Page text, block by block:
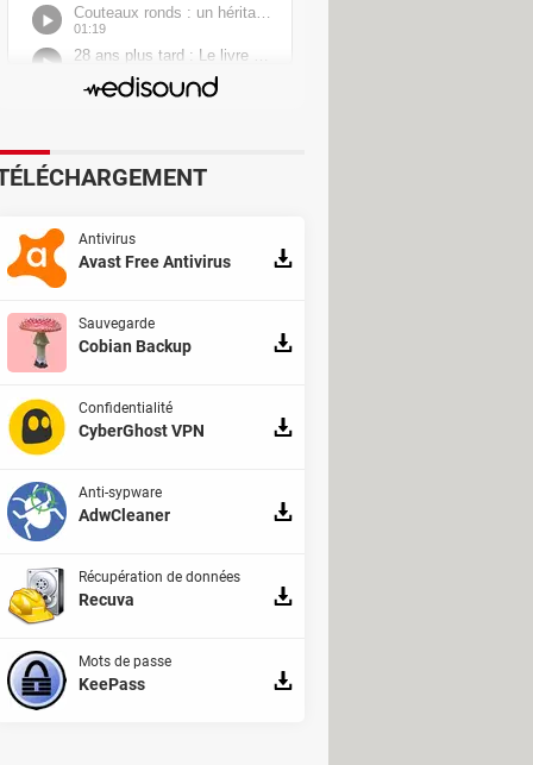
ses usages courants.
régions : le VPN ouvre des
mais cela demande parfois
Le paiement est effectué en une
Antivirus
Avast Free Antivirus
Sauvegarde
Cobian Backup
Confidentialité
CyberGhost VPN
Anti-sypware
AdwCleaner
Récupération de données
Recuva
Mots de passe
KeePass